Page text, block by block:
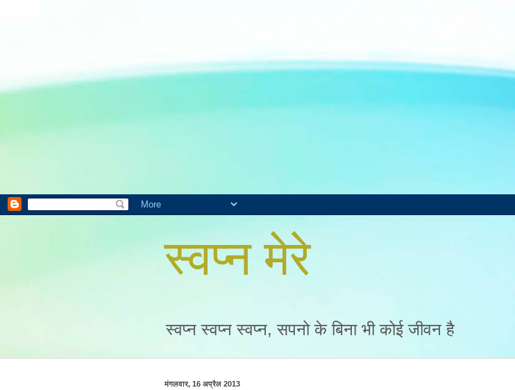
स्वप्न मेरे
स्वप्न स्वप्न स्वप्न, सपनो के बिना भी कोई जीवन है
मंगलवार, 16 अप्रैल 2013